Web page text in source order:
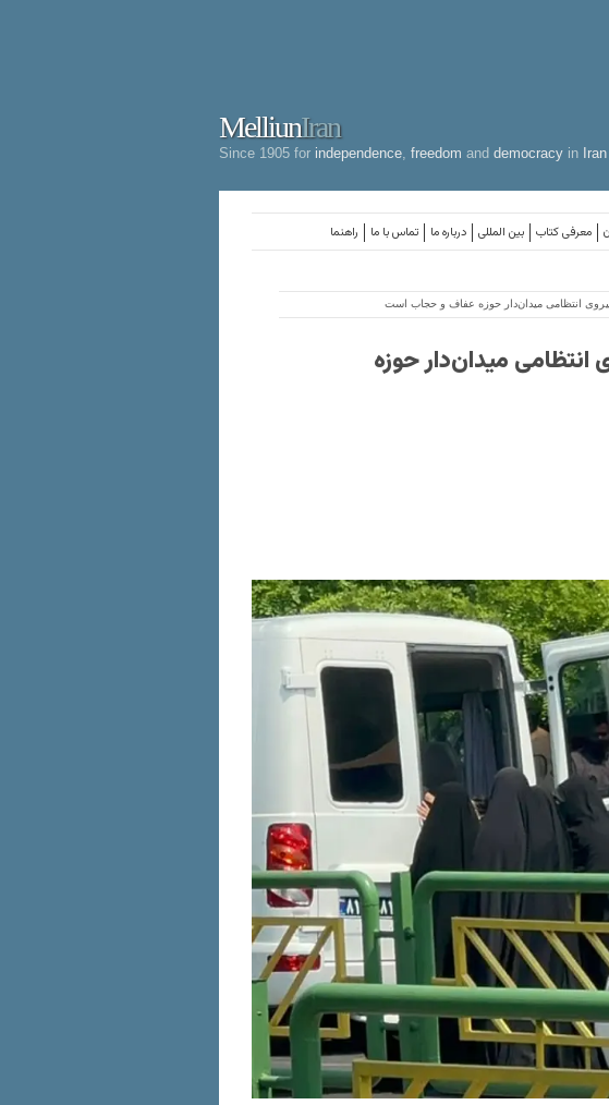
MelliunIran
Since 1905 for independence freedom and democracy in Iran
راهنما تماس با ما درباره ما بین المللی معرفی کتاب
نیروی انتظامی میدان‌دار حوزه عفاف و حجاب است
انتظامی میدان‌دار حوزه